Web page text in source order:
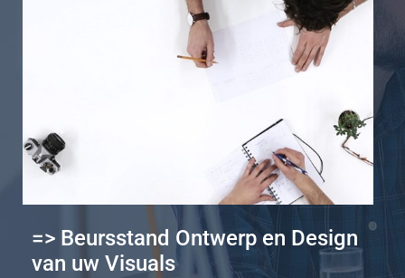
=> Beursstand Ontwerp en Design
van uw Visuals